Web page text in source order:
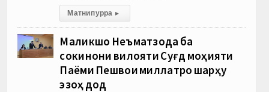
Матни пурра ▸
Маликшо Неъматзода ба
сокинони вилояти Суғд моҳияти
Паёми Пешвои миллатро шарҳу
эзоҳ дод